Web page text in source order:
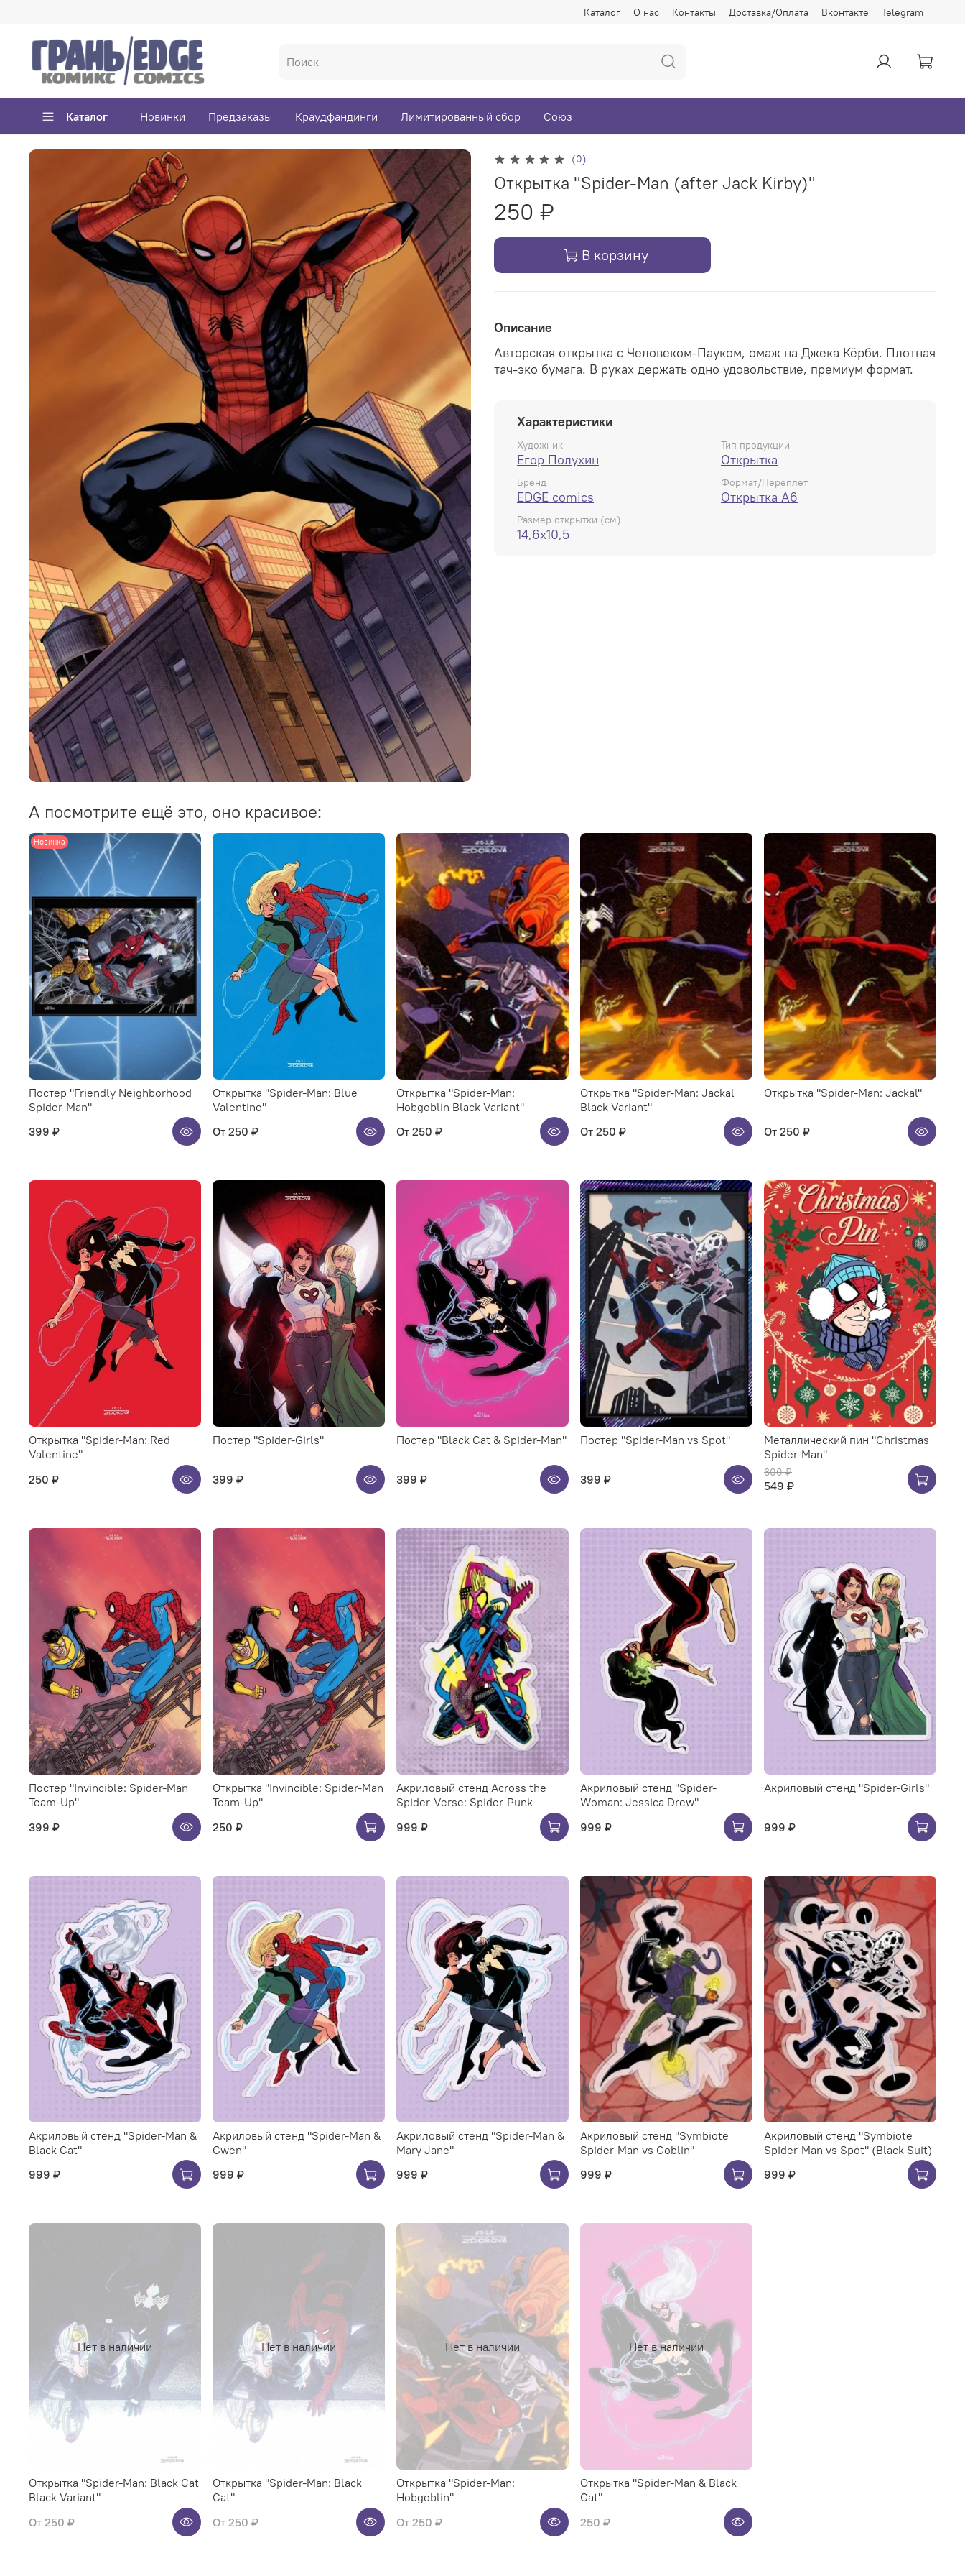
Каталог О нас Контакты Доставка/Оплата Вконтакте Telegram
Каталог Новинки Предзаказы Краудфандинги Лимитированный сбор Союз
(0)
Открытка "Spider-Man (after Jack Kirby)"
250 ₽
В корзину
Описание
Авторская открытка с Человеком-Пауком, омаж на Джека Кёрби. Плотная
тач-эко бумага. В руках держать одно удовольствие, премиум формат.
Характеристики
Художник
Егор Полухин
Тип продукции
Открытка
Бренд
EDGE comics
Формат/Переплет
Открытка А6
Размер открытки (см)
14,6x10,5
А посмотрите ещё это, оно красивое:
Новинка
Постер "Friendly Neighborhood
Spider-Man"
399 ₽
Открытка "Spider-Man: Blue
Valentine"
От 250 ₽
Открытка "Spider-Man:
Hobgoblin Black Variant"
От 250 ₽
Открытка "Spider-Man: Jackal
Black Variant"
От 250 ₽
Открытка "Spider-Man: Jackal"
От 250 ₽
Открытка "Spider-Man: Red
Valentine"
250 ₽
Постер "Spider-Girls"
399 ₽
Постер "Black Cat & Spider-Man"
399 ₽
Постер "Spider-Man vs Spot"
399 ₽
Металлический пин "Christmas
Spider-Man"
600 ₽
549 ₽
Постер "Invincible: Spider-Man
Team-Up"
399 ₽
Открытка "Invincible: Spider-Man
Team-Up"
250 ₽
Акриловый стенд Across the
Spider-Verse: Spider-Punk
999 ₽
Акриловый стенд "Spider-
Woman: Jessica Drew"
999 ₽
Акриловый стенд "Spider-Girls"
999 ₽
Акриловый стенд "Spider-Man &
Black Cat"
999 ₽
Акриловый стенд "Spider-Man &
Gwen"
999 ₽
Акриловый стенд "Spider-Man &
Mary Jane"
999 ₽
Акриловый стенд "Symbiote
Spider-Man vs Goblin"
999 ₽
Акриловый стенд "Symbiote
Spider-Man vs Spot" (Black Suit)
999 ₽
Нет в наличии
Открытка "Spider-Man: Black Cat
Black Variant"
От 250 ₽
Нет в наличии
Открытка "Spider-Man: Black
Cat"
От 250 ₽
Нет в наличии
Открытка "Spider-Man:
Hobgoblin"
От 250 ₽
Нет в наличии
Открытка "Spider-Man & Black
Cat"
250 ₽